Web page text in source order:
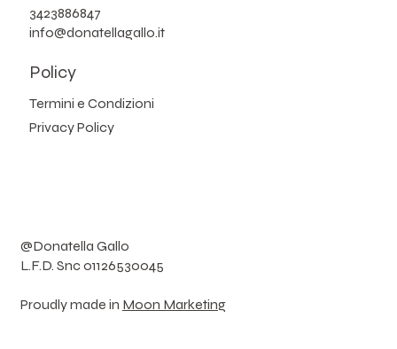
@Donatella Gallo
L.F.D. Snc 01126530045
Proudly made in Moon Marketing
3423886847
info@donatellagallo.it
Policy
Termini e Condizioni
Privacy Policy